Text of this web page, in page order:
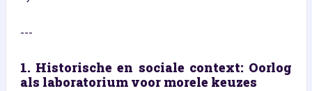
---
1. Historische en sociale context: Oorlog
als laboratorium voor morele keuzes